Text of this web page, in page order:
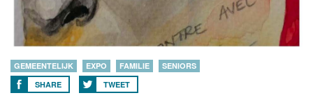
GEMEENTELIJK EXPO FAMILIE
SENIORS
SHARE
TWEET